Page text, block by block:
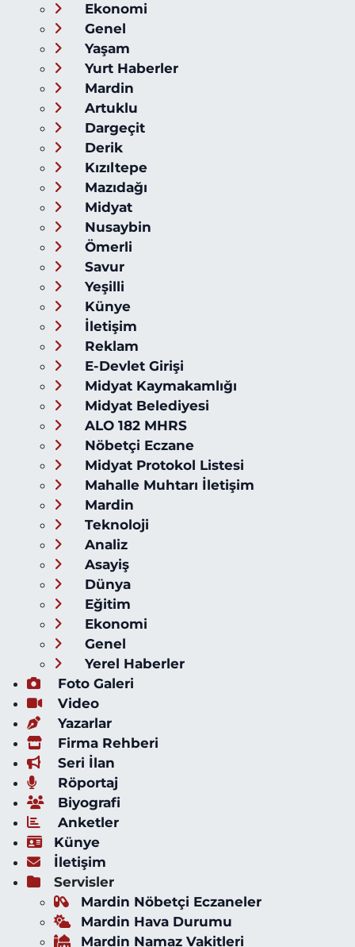
Ekonomi
Genel
Yaşam
Yurt Haberler
Mardin
Artuklu
Dargeçit
Derik
Kızıltepe
Mazıdağı
Midyat
Nusaybin
Ömerli
Savur
Yeşilli
Künye
İletişim
Reklam
E-Devlet Girişi
Midyat Kaymakamlığı
Midyat Belediyesi
ALO 182 MHRS
Nöbetçi Eczane
Midyat Protokol Listesi
Mahalle Muhtarı İletişim
Mardin
Teknoloji
Analiz
Asayiş
Dünya
Eğitim
Ekonomi
Genel
Yerel Haberler
Foto Galeri
Video
Yazarlar
Firma Rehberi
Seri İlan
Röportaj
Biyografi
Anketler
Künye
İletişim
Servisler
Mardin Nöbetçi Eczaneler
Mardin Hava Durumu
Mardin Namaz Vakitleri